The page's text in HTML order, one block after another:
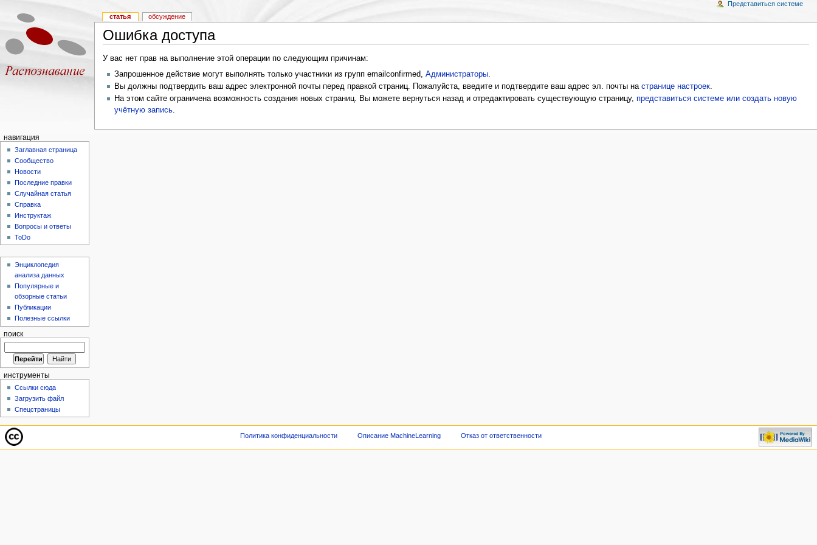
Ошибка доступа
У вас нет прав на выполнение этой операции по следующим причинам:
Запрошенное действие могут выполнять только участники из групп emailconfirmed, Администраторы.
Вы должны подтвердить ваш адрес электронной почты перед правкой страниц. Пожалуйста, введите и подтвердите ваш адрес эл. почты на странице настроек.
На этом сайте ограничена возможность создания новых страниц. Вы можете вернуться назад и отредактировать существующую страницу, представиться системе или создать новую
учётную запись.
статья обсуждение
Представиться системе
навигация
Заглавная страница
Сообщество
Новости
Последние правки
Случайная статья
Справка
Инструктаж
Вопросы и ответы
ToDo
Энциклопедия
анализа данных
Популярные и
обзорные статьи
Публикации
Полезные ссылки
поиск
инструменты
Ссылки сюда
Загрузить файл
Спецстраницы
Политика конфиденциальности Описание MachineLearning Отказ от ответственности